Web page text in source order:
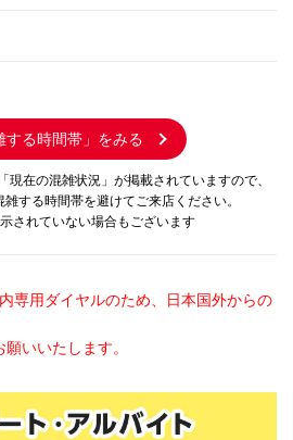
する時間帯」をみる
在の混雑状況」が掲載されていますので、
する時間帯を避けてご来店ください。
されていない場合もございます
専用ダイヤルのため、日本国外からの
願いいたします。